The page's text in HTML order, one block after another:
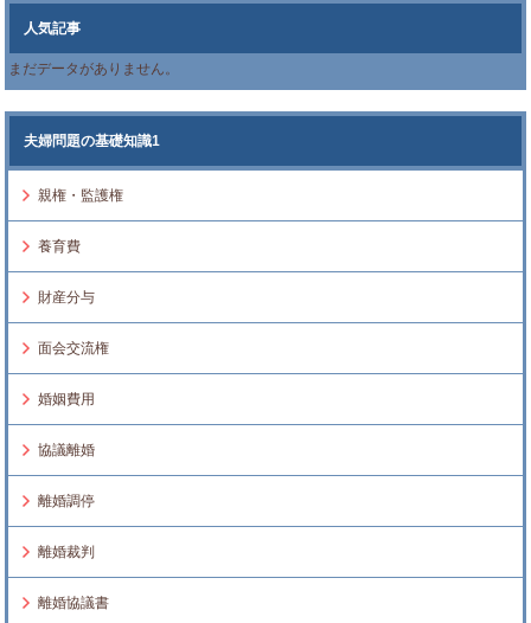
人気記事
まだデータがありません。
夫婦問題の基礎知識1
親権・監護権
養育費
財産分与
面会交流権
婚姻費用
協議離婚
離婚調停
離婚裁判
離婚協議書